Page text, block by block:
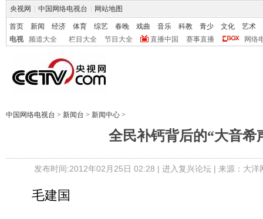
央视网 中国网络电视台 网站地图
首页 新闻 经济 体育 综艺 春晚 戏曲 音乐 科教 青少 文化
艺术
电视
频道大全 栏目大全 节目大全 直播中国 赛事直播 网络
中国网络电视台 > 新闻台 > 新闻中心 >
全民补钙背后的“大音希
发布时间:2012年02月25日 02:28 | 进入复兴论坛 | 来源：大
毛建国